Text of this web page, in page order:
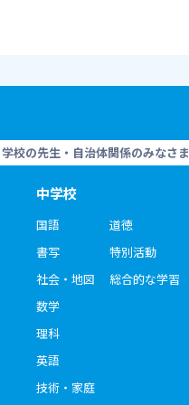
学校の先生・自治体関係のみなさま
中学校
国語
書写
社会・地図
数学
理科
英語
技術・家庭
道徳
特別活動
総合的な学習